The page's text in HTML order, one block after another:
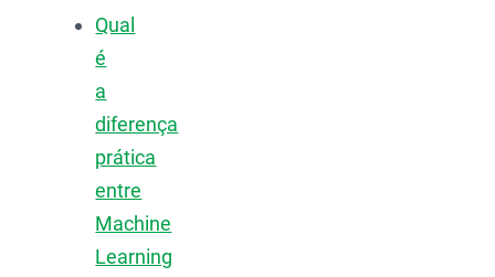
Qual
é
a
diferença
prática
entre
Machine
Learning